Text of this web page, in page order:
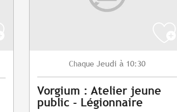
Chaque Jeudi à 10:30
Vorgium : Atelier jeune
public - Légionnaire